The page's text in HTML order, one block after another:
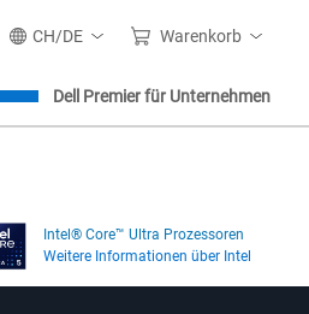
CH/DE Warenkorb
Dell Premier für Unternehmen
Intel® Core™ Ultra Prozessoren
Weitere Informationen über Intel